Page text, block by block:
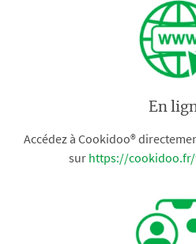
En
Accédez à Cookidoo®
sur https://